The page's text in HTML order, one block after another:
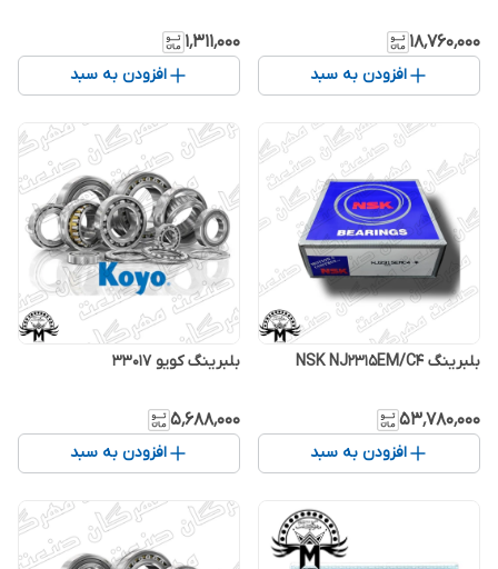
۱۸٬۷۶۰٬۰۰۰
افزودن به سبد
۱٬۳۱۱٬۰۰۰
افزودن به سبد
بلبرینگ NSK NJ2315EM/C4
۵۳٬۷۸۰٬۰۰۰
افزودن به سبد
بلبرینگ کویو 33017
۵٬۶۸۸٬۰۰۰
افزودن به سبد